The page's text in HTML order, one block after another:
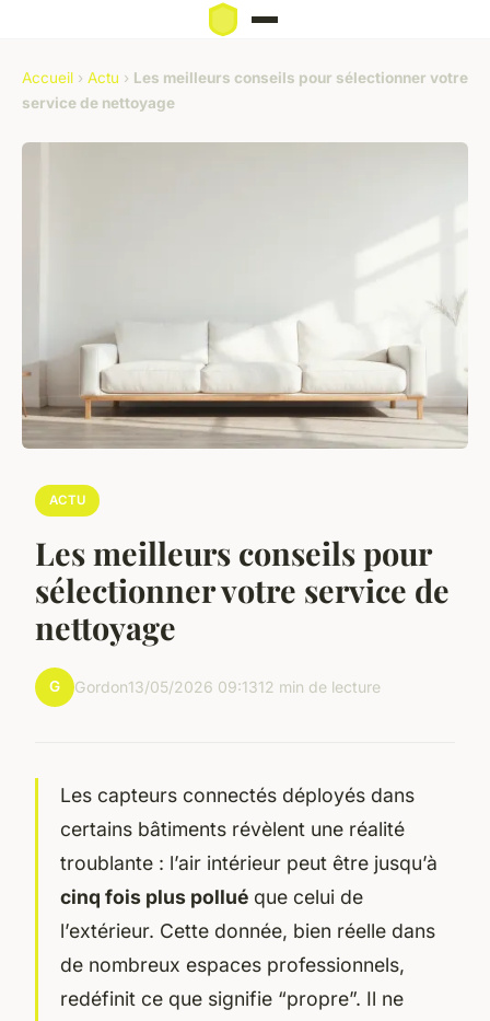
Accueil › Actu › Les meilleurs conseils pour sélectionner votre
service de nettoyage
ACTU
Les meilleurs conseils pour
sélectionner votre service de
nettoyage
G Gordon13/05/2026 09:1312 min de lecture
Les capteurs connectés déployés dans
certains bâtiments révèlent une réalité
troublante : l’air intérieur peut être jusqu’à
cinq fois plus pollué que celui de
l’extérieur. Cette donnée, bien réelle dans
de nombreux espaces professionnels,
redéfinit ce que signifie “propre”. Il ne